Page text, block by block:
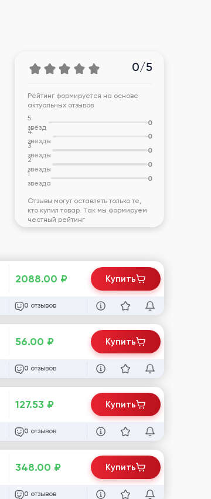
0/5
Рейтинг формируется на основе
актуальных отзывов
5
звёзд
0
4
звезды
0
3
звезды
0
2
звезды
0
1
звезда
0
Отзывы могут оставлять только те,
кто купил товар. Так мы формируем
честный рейтинг
2088.00 ₽
0 отзывов
Купить
56.00 ₽
0 отзывов
Купить
127.53 ₽
0 отзывов
Купить
348.00 ₽
0 отзывов
Купить